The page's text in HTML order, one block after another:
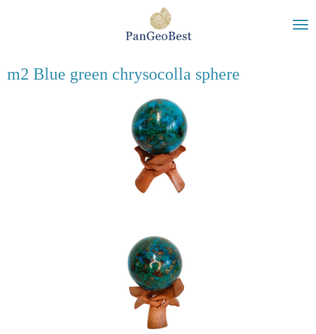
hoofdinhoud
m2 Blue green chrysocolla sphere